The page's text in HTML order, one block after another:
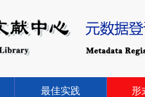
最佳实践 形